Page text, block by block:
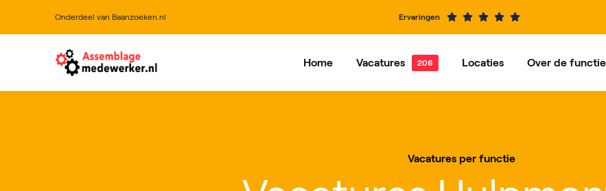
Onderdeel van Baanzoeken.nl Ervaringen
Home Vacatures Locaties Over de functie
Vacatures per functie